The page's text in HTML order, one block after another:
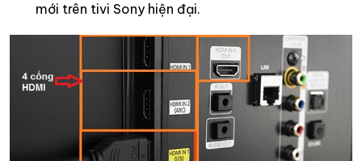
mới trên tivi Sony hiện đại.